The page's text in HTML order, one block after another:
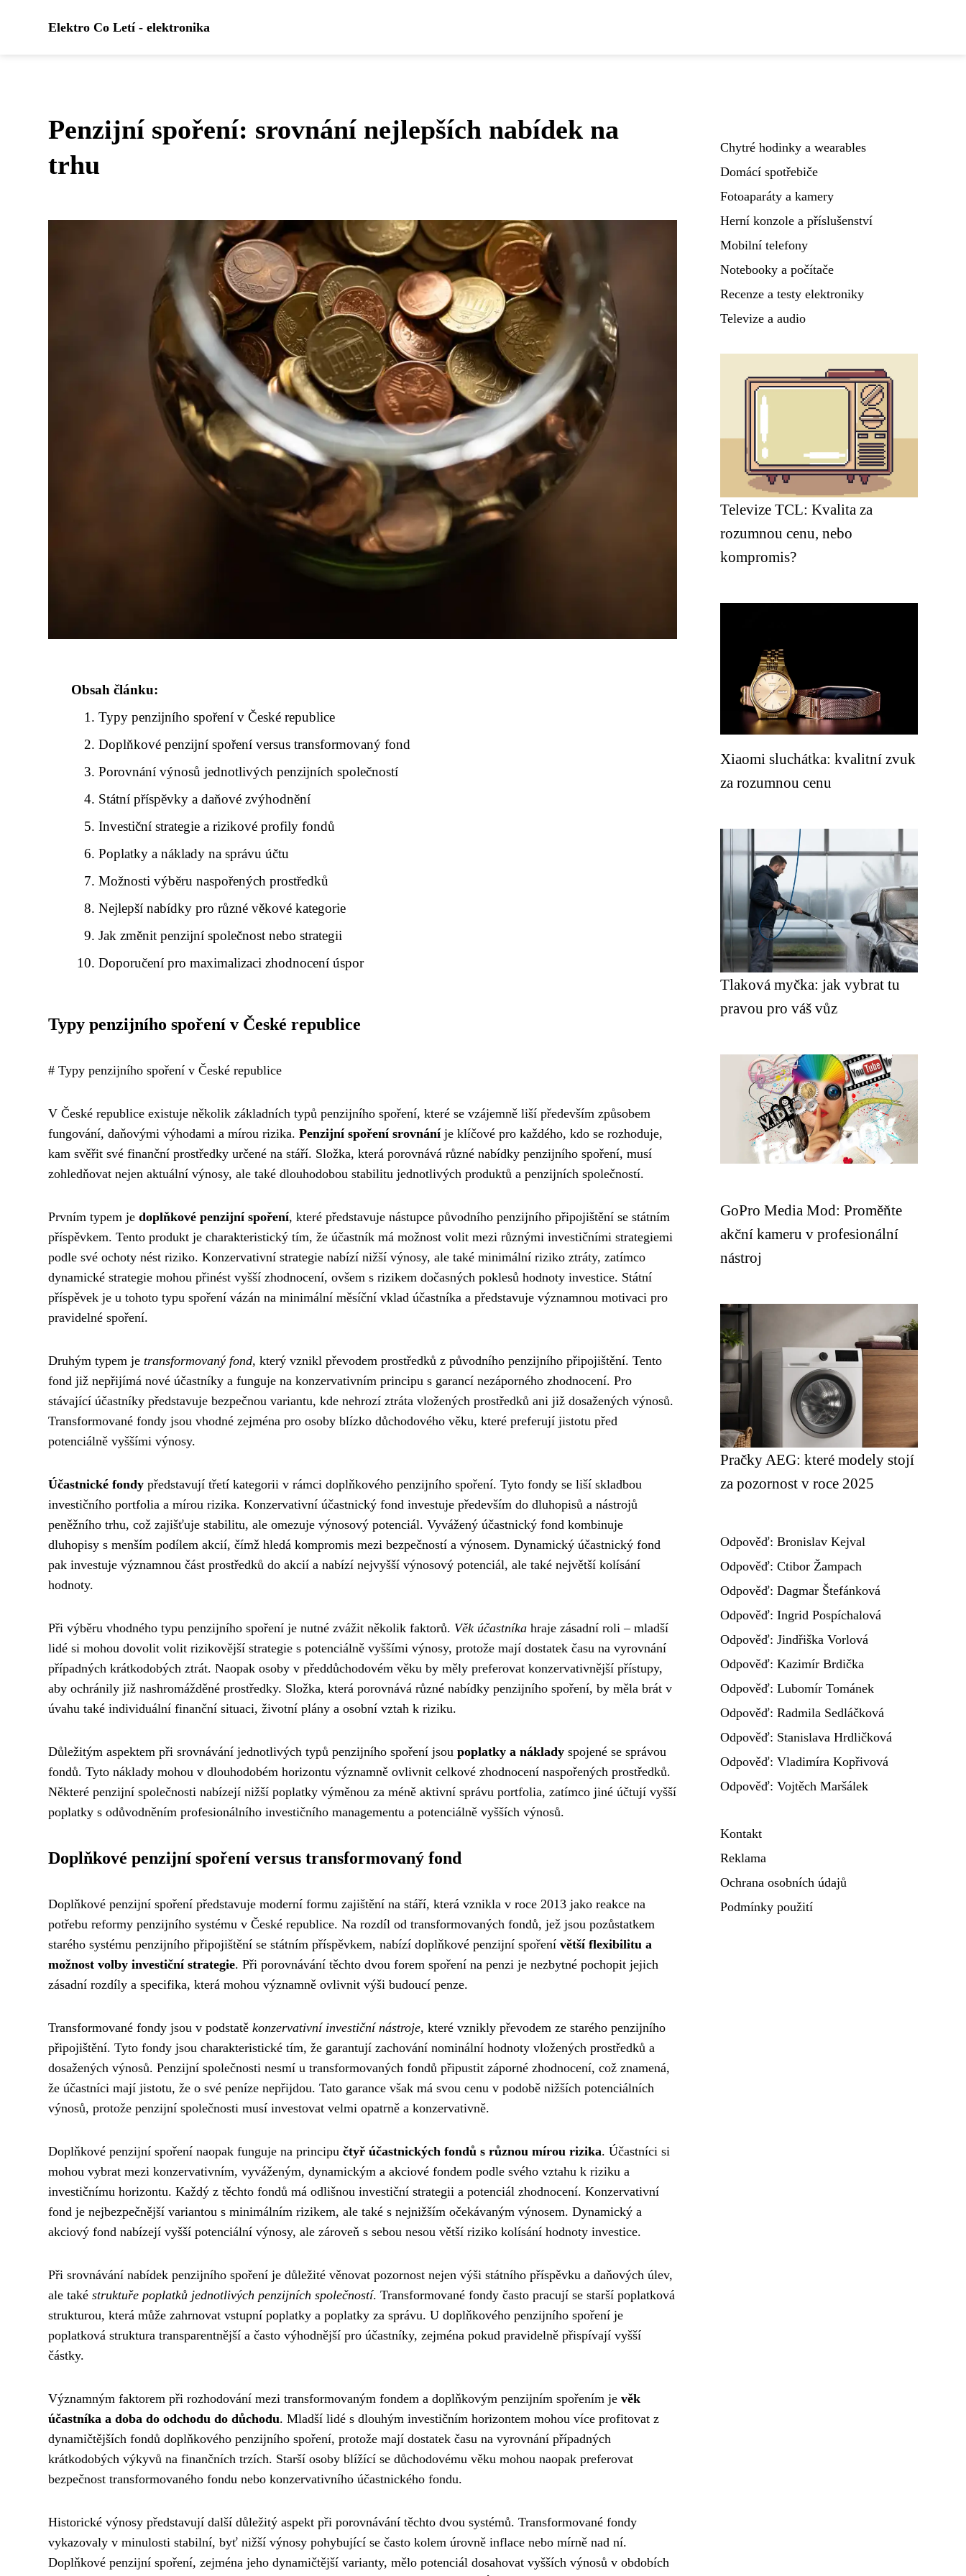
Elektro Co Letí - elektronika
Penzijní spoření: srovnání nejlepších nabídek na
trhu
Obsah článku:
Typy penzijního spoření v České republice
Doplňkové penzijní spoření versus transformovaný fond
Porovnání výnosů jednotlivých penzijních společností
Státní příspěvky a daňové zvýhodnění
Investiční strategie a rizikové profily fondů
Poplatky a náklady na správu účtu
Možnosti výběru naspořených prostředků
Nejlepší nabídky pro různé věkové kategorie
Jak změnit penzijní společnost nebo strategii
Doporučení pro maximalizaci zhodnocení úspor
Typy penzijního spoření v České republice
# Typy penzijního spoření v České republice
V České republice existuje několik základních typů penzijního spoření, které se vzájemně liší především způsobem
fungování, daňovými výhodami a mírou rizika. Penzijní spoření srovnáníje klíčové pro každého, kdo se rozhoduje,
kam svěřit své finanční prostředky určené na stáří. Složka, která porovnává různé nabídky penzijního spoření, musí
zohledňovat nejen aktuální výnosy, ale také dlouhodobou stabilitu jednotlivých produktů a penzijních společností.
Prvním typem je doplňkové penzijní spoření, které představuje nástupce původního penzijního připojištění se státním
příspěvkem. Tento produkt je charakteristický tím, že účastník má možnost volit mezi různými investičními strategiemi
podle své ochoty nést riziko. Konzervativní strategie nabízí nižší výnosy, ale také minimální riziko ztráty, zatímco
dynamické strategie mohou přinést vyšší zhodnocení, ovšem s rizikem dočasných poklesů hodnoty investice. Státní
příspěvek je u tohoto typu spoření vázán na minimální měsíční vklad účastníka a představuje významnou motivaci pro
pravidelné spoření.
Druhým typem je transformovaný fond, který vznikl převodem prostředků z původního penzijního připojištění. Tento
fond již nepřijímá nové účastníky a funguje na konzervativním principu s garancí nezáporného zhodnocení. Pro
stávající účastníky představuje bezpečnou variantu, kde nehrozí ztráta vložených prostředků ani již dosažených výnosů.
Transformované fondy jsou vhodné zejména pro osoby blízko důchodového věku, které preferují jistotu před
potenciálně vyššími výnosy.
Účastnické fondy představují třetí kategorii v rámci doplňkového penzijního spoření. Tyto fondy se liší skladbou
investičního portfolia a mírou rizika. Konzervativní účastnický fond investuje především do dluhopisů a nástrojů
peněžního trhu, což zajišťuje stabilitu, ale omezuje výnosový potenciál. Vyvážený účastnický fond kombinuje
dluhopisy s menším podílem akcií, čímž hledá kompromis mezi bezpečností a výnosem. Dynamický účastnický fond
pak investuje významnou část prostředků do akcií a nabízí nejvyšší výnosový potenciál, ale také největší kolísání
hodnoty.
Při výběru vhodného typu penzijního spoření je nutné zvážit několik faktorů. Věk účastníka hraje zásadní roli – mladší
lidé si mohou dovolit volit rizikovější strategie s potenciálně vyššími výnosy, protože mají dostatek času na vyrovnání
případných krátkodobých ztrát. Naopak osoby v předdůchodovém věku by měly preferovat konzervativnější přístupy,
aby ochránily již nashromážděné prostředky. Složka, která porovnává různé nabídky penzijního spoření, by měla brát v
úvahu také individuální finanční situaci, životní plány a osobní vztah k riziku.
Důležitým aspektem při srovnávání jednotlivých typů penzijního spoření jsou poplatky a náklady spojené se správou
fondů. Tyto náklady mohou v dlouhodobém horizontu významně ovlivnit celkové zhodnocení naspořených prostředků.
Některé penzijní společnosti nabízejí nižší poplatky výměnou za méně aktivní správu portfolia, zatímco jiné účtují vyšší
poplatky s odůvodněním profesionálního investičního managementu a potenciálně vyšších výnosů.
Doplňkové penzijní spoření versus transformovaný fond
Doplňkové penzijní spoření představuje moderní formu zajištění na stáří, která vznikla v roce 2013 jako reakce na
potřebu reformy penzijního systému v České republice. Na rozdíl od transformovaných fondů, jež jsou pozůstatkem
starého systému penzijního připojištění se státním příspěvkem, nabízí doplňkové penzijní spoření větší flexibilitu a
možnost volby investiční strategie. Při porovnávání těchto dvou forem spoření na penzi je nezbytné pochopit jejich
zásadní rozdíly a specifika, která mohou významně ovlivnit výši budoucí penze.
Transformované fondy jsou v podstatě konzervativní investiční nástroje, které vznikly převodem ze starého penzijního
připojištění. Tyto fondy jsou charakteristické tím, že garantují zachování nominální hodnoty vložených prostředků a
dosažených výnosů. Penzijní společnosti nesmí u transformovaných fondů připustit záporné zhodnocení, což znamená,
že účastníci mají jistotu, že o své peníze nepřijdou. Tato garance však má svou cenu v podobě nižších potenciálních
výnosů, protože penzijní společnosti musí investovat velmi opatrně a konzervativně.
Doplňkové penzijní spoření naopak funguje na principu čtyř účastnických fondů s různou mírou rizika. Účastníci si
mohou vybrat mezi konzervativním, vyváženým, dynamickým a akciové fondem podle svého vztahu k riziku a
investičnímu horizontu. Každý z těchto fondů má odlišnou investiční strategii a potenciál zhodnocení. Konzervativní
fond je nejbezpečnější variantou s minimálním rizikem, ale také s nejnižším očekávaným výnosem. Dynamický a
akciový fond nabízejí vyšší potenciální výnosy, ale zároveň s sebou nesou větší riziko kolísání hodnoty investice.
Při srovnávání nabídek penzijního spoření je důležité věnovat pozornost nejen výši státního příspěvku a daňových úlev,
ale také struktuře poplatků jednotlivých penzijních společností. Transformované fondy často pracují se starší poplatková
strukturou, která může zahrnovat vstupní poplatky a poplatky za správu. U doplňkového penzijního spoření je
poplatková struktura transparentnější a často výhodnější pro účastníky, zejména pokud pravidelně přispívají vyšší
částky.
Významným faktorem při rozhodování mezi transformovaným fondem a doplňkovým penzijním spořením je věk
účastníka a doba do odchodu do důchodu. Mladší lidé s dlouhým investičním horizontem mohou více profitovat z
dynamičtějších fondů doplňkového penzijního spoření, protože mají dostatek času na vyrovnání případných
krátkodobých výkyvů na finančních trzích. Starší osoby blížící se důchodovému věku mohou naopak preferovat
bezpečnost transformovaného fondu nebo konzervativního účastnického fondu.
Historické výnosy představují další důležitý aspekt při porovnávání těchto dvou systémů. Transformované fondy
vykazovaly v minulosti stabilní, byť nižší výnosy pohybující se často kolem úrovně inflace nebo mírně nad ní.
Doplňkové penzijní spoření, zejména jeho dynamičtější varianty, mělo potenciál dosahovat vyšších výnosů v obdobích
Chytré hodinky a wearables
Domácí spotřebiče
Fotoaparáty a kamery
Herní konzole a příslušenství
Mobilní telefony
Notebooky a počítače
Recenze a testy elektroniky
Televize a audio
Televize TCL: Kvalita za
rozumnou cenu, nebo
kompromis?
Xiaomi sluchátka: kvalitní zvuk
za rozumnou cenu
Tlaková myčka: jak vybrat tu
pravou pro váš vůz
GoPro Media Mod: Proměňte
akční kameru v profesionální
nástroj
Pračky AEG: které modely stojí
za pozornost v roce 2025
Odpověď: Bronislav Kejval
Odpověď: Ctibor Žampach
Odpověď: Dagmar Štefánková
Odpověď: Ingrid Pospíchalová
Odpověď: Jindřiška Vorlová
Odpověď: Kazimír Brdička
Odpověď: Lubomír Tománek
Odpověď: Radmila Sedláčková
Odpověď: Stanislava Hrdličková
Odpověď: Vladimíra Kopřivová
Odpověď: Vojtěch Maršálek
Kontakt
Reklama
Ochrana osobních údajů
Podmínky použití